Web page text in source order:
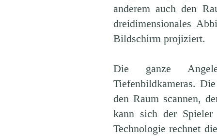
anderem auch den
dreidimensionales
Bildschirm projiziert.
Die ganze
Tiefenbildkameras.
den Raum scannen,
kann sich der
Technologie rechnet